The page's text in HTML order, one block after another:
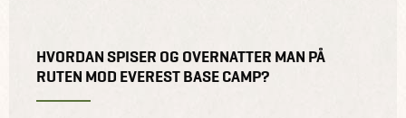
HVORDAN SPISER OG OVERNATTER MAN PÅ
RUTEN MOD EVEREST BASE CAMP?